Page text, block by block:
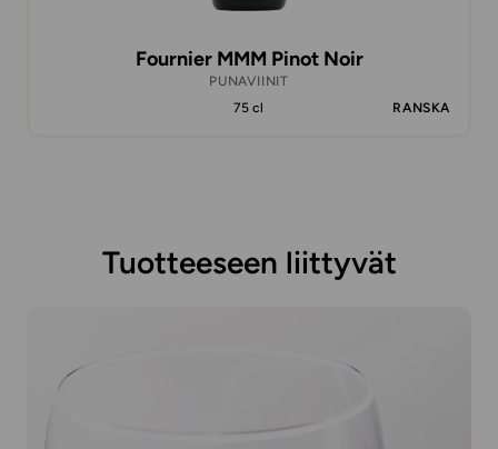
Fournier MMM Pinot Noir
PUNAVIINIT
75 cl
RANSKA
Tuotteeseen liittyvät